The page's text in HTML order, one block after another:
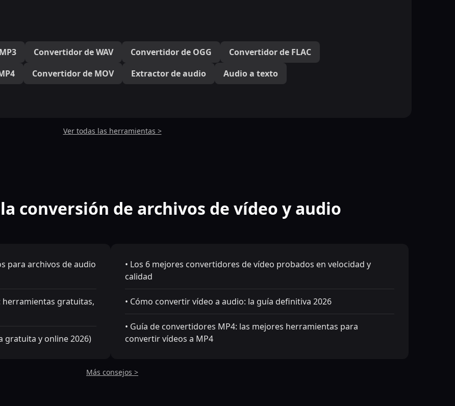
Convertidor de WAV Convertidor de OGG
Convertidor de FLAC
Convertidor de MOV Extractor de audio
Audio a texto
Ver todas las herramientas >
conversión de archivos de vídeo y audio
para archivos de audio
herramientas gratuitas,
gratuita y online 2026)
• Los 6 mejores convertidores de vídeo probados en velocidad y
calidad
• Cómo convertir vídeo a audio: la guía definitiva 2026
• Guía de convertidores MP4: las mejores herramientas para
convertir vídeos a MP4
Más consejos >